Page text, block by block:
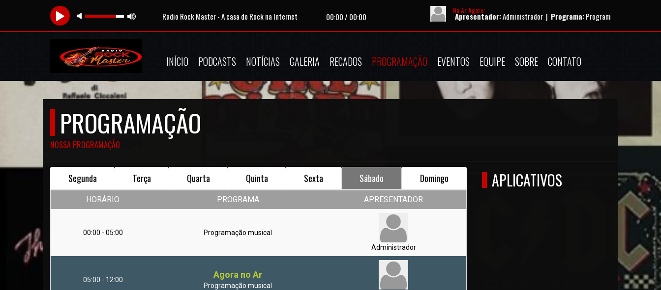
Radio Rock Master - A casa do Rock na Internet 00:00/ 00:00
No Ar Agora:
|Apresentador:Administrador |Programa:Programação musical |
INÍCIO PODCASTS NOTÍCIAS GALERIA RECADOS PROGRAMAÇÃO EVENTOS EQUIPE SOBRE CONTATO
PROGRAMAÇÃO
NOSSA PROGRAMAÇÃO
Segunda Terça Quarta Quinta Sexta Sábado Domingo
HORÁRIO PROGRAMA APRESENTADOR
00:00 - 05:00
Programação musical
Administrador
05:00 - 12:00 Agora no Ar
Programação musical
APLICATIVOS